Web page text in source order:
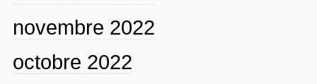
novembre 2022
octobre 2022